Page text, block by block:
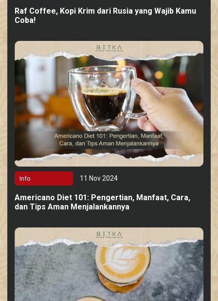
Raf Coffee, Kopi Krim dari Rusia yang Wajib Kamu
Coba!
Info 11 Nov 2024
Americano Diet 101: Pengertian, Manfaat, Cara,
dan Tips Aman Menjalankannya